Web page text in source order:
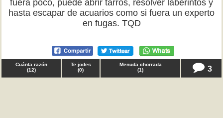
fuera poco, puede abrir tarros, resolver laberintos y
hasta escapar de acuarios como si fuera un experto
en fugas. TQD
Cuánta razón
(12)
Te jodes
(0)
Menuda chorrada
(1) 3